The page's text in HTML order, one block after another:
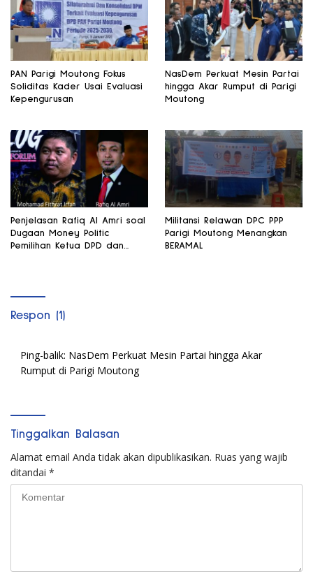
PAN Parigi Moutong Fokus
Soliditas Kader Usai Evaluasi
Kepengurusan
NasDem Perkuat Mesin Partai
hingga Akar Rumput di Parigi
Moutong
Penjelasan Rafiq Al Amri soal
Dugaan Money Politic
Pemilihan Ketua DPD dan
Militansi Relawan DPC PPP
Parigi Moutong Menangkan
BERAMAL
Respon (1)
Ping-balik: NasDem Perkuat Mesin Partai hingga Akar
Rumput di Parigi Moutong
Tinggalkan Balasan
Alamat email Anda tidak akan dipublikasikan. Ruas yang wajib
ditandai *